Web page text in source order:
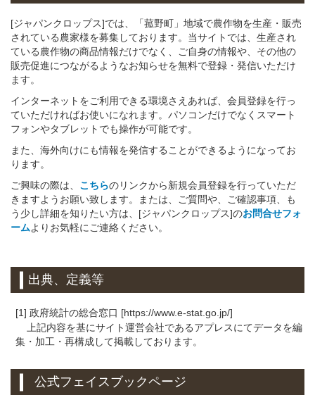
[ジャパンクロップス]では、「菰野町」地域で農作物を生産・販売
されている農家様を募集しております。当サイトでは、生産され
ている農作物の商品情報だけでなく、ご自身の情報や、その他の
販売促進につながるようなお知らせを無料で登録・発信いただけ
ます。
インターネットをご利用できる環境さえあれば、会員登録を行っ
ていただければお使いになれます。パソコンだけでなくスマート
フォンやタブレットでも操作が可能です。
また、海外向けにも情報を発信することができるようになってお
ります。
ご興味の際は、 こちらのリンクから新規会員登録を行っていただ
きますようお願い致します。または、ご質問や、ご確認事項、も
う少し詳細を知りたい方は、[ジャパンクロップス]のお問合せフォ
ームよりお気軽にご連絡ください。
出典、定義等
[1] 政府統計の総合窓口 [https://www.e-stat.go.jp/]
上記内容を基にサイト運営会社であるアプレスにてデータを編
集・加工・再構成して掲載しております。
公式フェイスブックページ